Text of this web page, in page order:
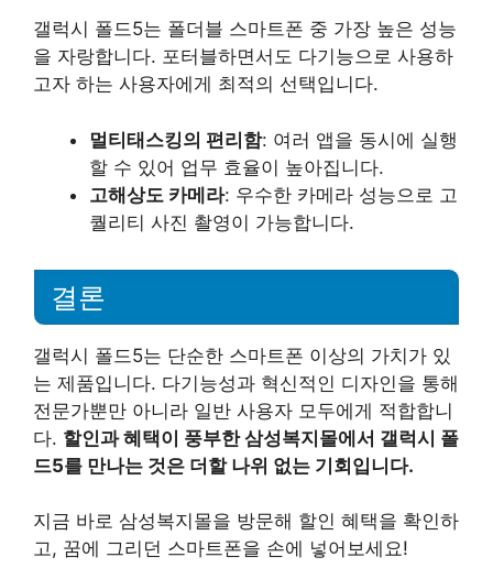
갤럭시 폴드5는 폴더블 스마트폰 중 가장 높은 성능
을 자랑합니다. 포터블하면서도 다기능으로 사용하
고자 하는 사용자에게 최적의 선택입니다.
멀티태스킹의 편리함: 여러 앱을 동시에 실행
할 수 있어 업무 효율이 높아집니다.
고해상도 카메라: 우수한 카메라 성능으로 고
퀄리티 사진 촬영이 가능합니다.
결론
갤럭시 폴드5는 단순한 스마트폰 이상의 가치가 있
는 제품입니다. 다기능성과 혁신적인 디자인을 통해
전문가뿐만 아니라 일반 사용자 모두에게 적합합니
다. 할인과 혜택이 풍부한 삼성복지몰에서 갤럭시 폴
드5를 만나는 것은 더할 나위 없는 기회입니다.
지금 바로 삼성복지몰을 방문해 할인 혜택을 확인하
고, 꿈에 그리던 스마트폰을 손에 넣어보세요!